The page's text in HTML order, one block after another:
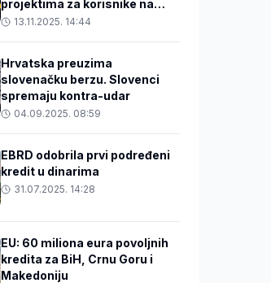
projektima za korisnike na
Balkanu
13.11.2025. 14:44
Hrvatska preuzima
slovenačku berzu. Slovenci
spremaju kontra-udar
04.09.2025. 08:59
EBRD odobrila prvi podređeni
kredit u dinarima
31.07.2025. 14:28
EU: 60 miliona eura povoljnih
kredita za BiH, Crnu Goru i
Makedoniju